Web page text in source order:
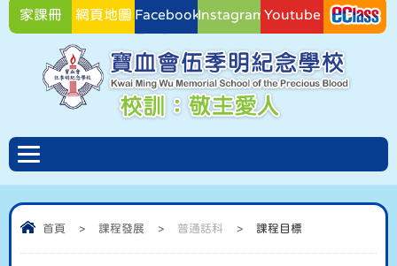
家課冊 網頁地圖 FacebookInstagramYoutube
首頁 > 課程發展 > 普通話科 > 課程目標